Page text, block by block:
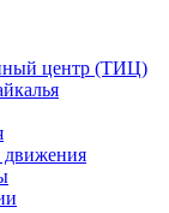
центр (ТИЦ)